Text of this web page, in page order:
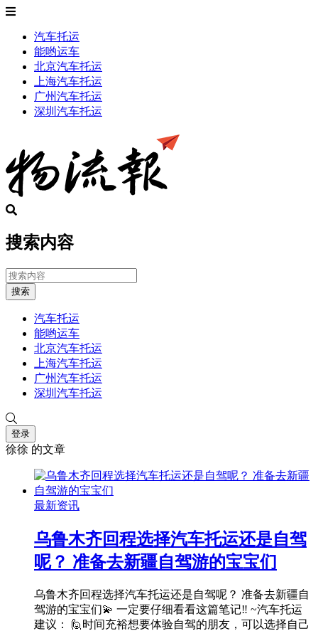
汽车托运
能哟运车
北京汽车托运
上海汽车托运
广州汽车托运
深圳汽车托运
搜索内容
搜索
汽车托运
能哟运车
北京汽车托运
上海汽车托运
广州汽车托运
深圳汽车托运
登录
徐徐 的文章
最新资讯
乌鲁木齐回程选择汽车托运还是自驾
呢？ 准备去新疆自驾游的宝宝们
乌鲁木齐回程选择汽车托运还是自驾呢？ 准备去新疆自
驾游的宝宝们💫 一定要仔细看看这篇笔记‼ ~汽车托运
建议： 🙋时间充裕想要体验自驾的朋友，可以选择自己